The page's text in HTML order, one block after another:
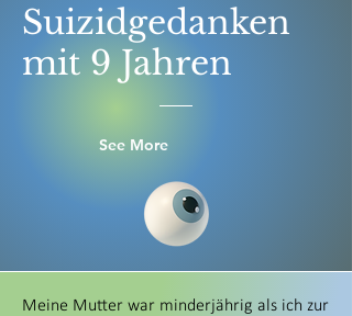
Suizidgedanken
mit 9 Jahren
See More
Meine Mutter war minderjährig als ich zur